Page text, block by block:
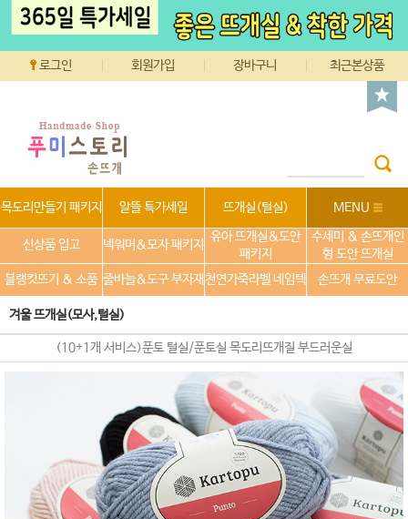
로그인 회원가입 장바구니 최근본상품
목도리만들기 패키지 알뜰 특가세일 뜨개실(털실) MENU
신상품 입고 넥워머&모자 패키지
유아 뜨개실&도안
패키지
수세미 & 손뜨개인
형 도안 뜨개실
블랭킷뜨기 & 소품 줄바늘&도구 부자재 천연가죽라벨 네임텍 손뜨개 무료도안
겨울 뜨개실(모사,털실)
(10+1개 서비스)푼토 털실/푼토실 목도리뜨개질 부드러운실